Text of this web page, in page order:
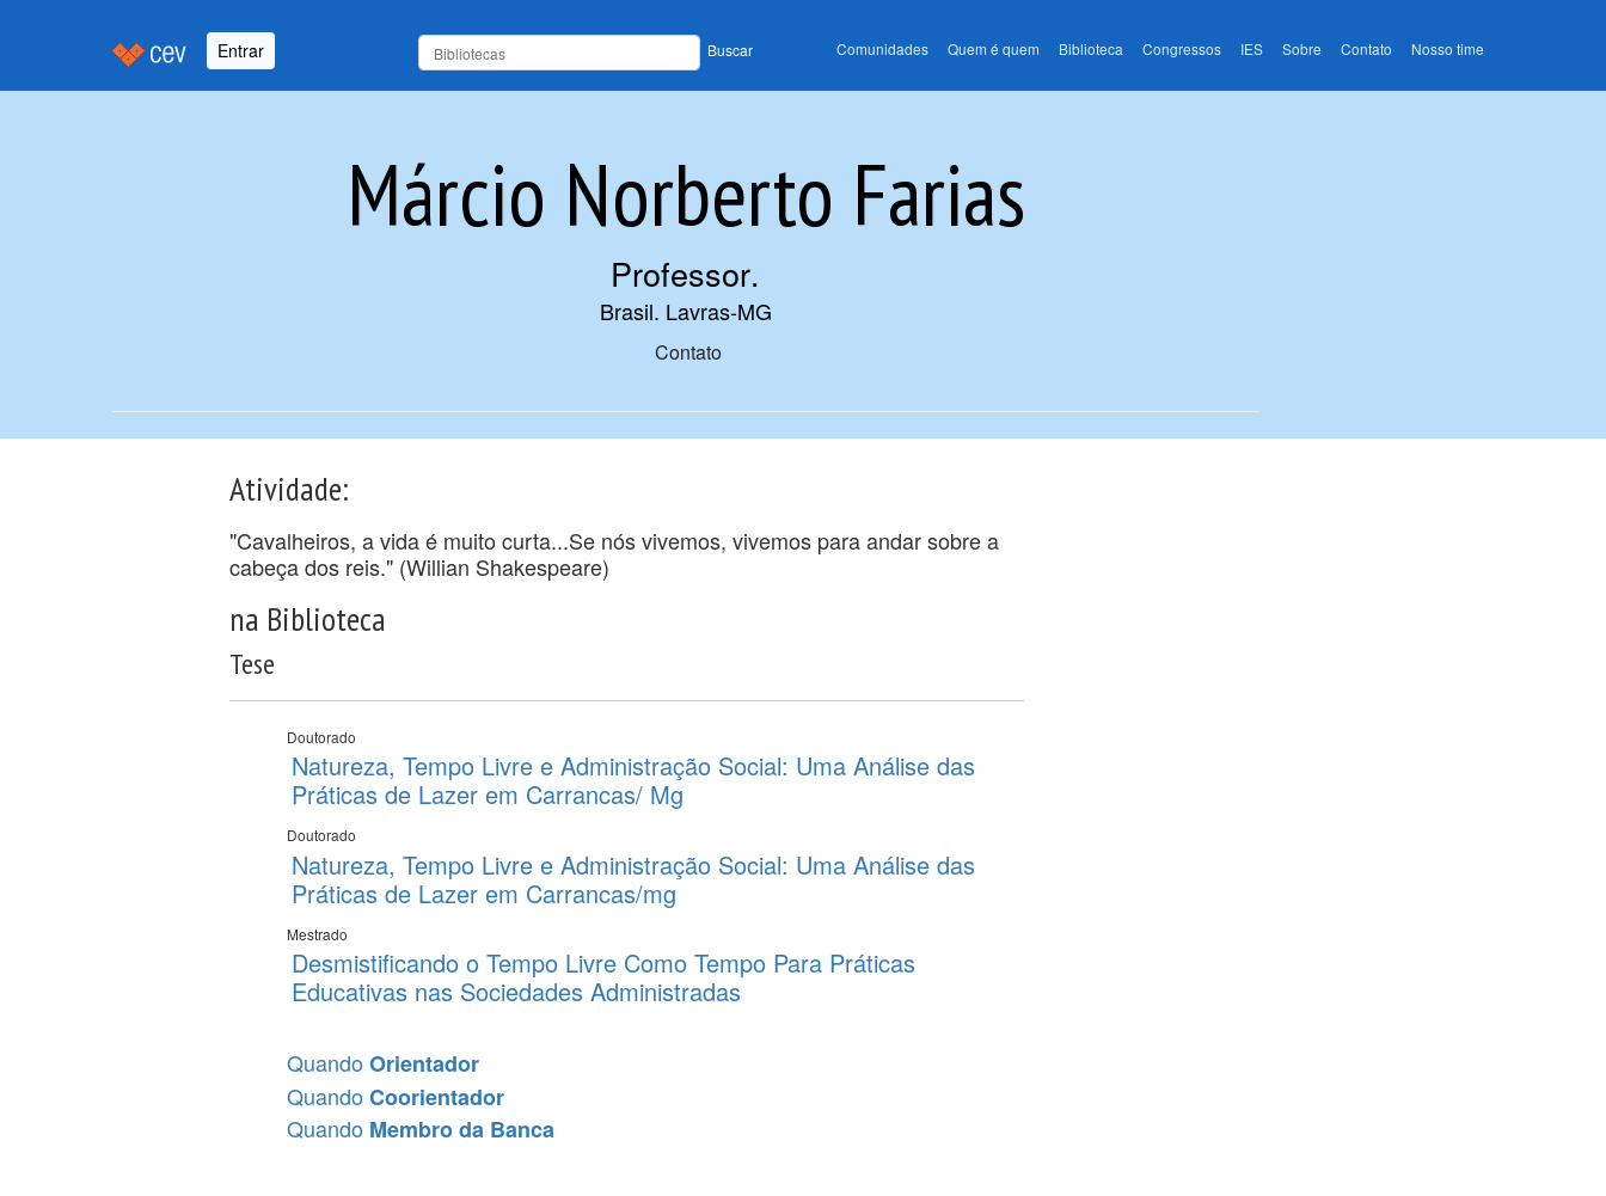
Entrar Buscar Comunidades Quem é quem Biblioteca Congressos IES Sobre Contato Nosso time
Márcio Norberto Farias
Professor.
Brasil. Lavras-MG
Contato
Atividade:
"Cavalheiros, a vida é muito curta...Se nós vivemos, vivemos para andar sobre a
cabeça dos reis." (Willian Shakespeare)
na Biblioteca
Tese
Doutorado
Natureza, Tempo Livre e Administração Social: Uma Análise das
Práticas de Lazer em Carrancas/ Mg
Doutorado
Natureza, Tempo Livre e Administração Social: Uma Análise das
Práticas de Lazer em Carrancas/mg
Mestrado
Desmistificando o Tempo Livre Como Tempo Para Práticas
Educativas nas Sociedades Administradas
QuandoOrientador
QuandoCoorientador
Quando Membro da Banca